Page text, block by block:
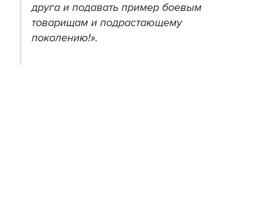
друга и подавать пример боевым
товарищам и подрастающему
поколению!».